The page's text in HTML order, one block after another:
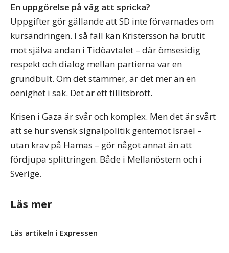
En uppgörelse på väg att spricka?
Uppgifter gör gällande att SD inte förvarnades om
kursändringen. I så fall kan Kristersson ha brutit
mot själva andan i Tidöavtalet – där ömsesidig
respekt och dialog mellan partierna var en
grundbult. Om det stämmer, är det mer än en
oenighet i sak. Det är ett tillitsbrott.
Krisen i Gaza är svår och komplex. Men det är svårt
att se hur svensk signalpolitik gentemot Israel –
utan krav på Hamas – gör något annat än att
fördjupa splittringen. Både i Mellanöstern och i
Sverige.
Läs mer
Läs artikeln i Expressen